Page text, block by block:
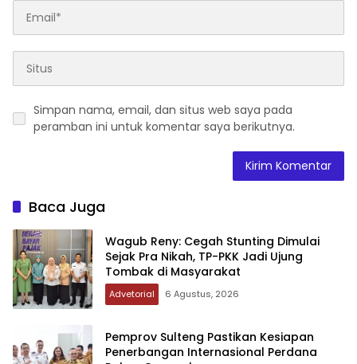
Simpan nama, email, dan situs web saya pada
peramban ini untuk komentar saya berikutnya.
Baca Juga
Wagub Reny: Cegah Stunting Dimulai
Sejak Pra Nikah, TP-PKK Jadi Ujung
Tombak di Masyarakat
Advetorial 6 Agustus, 2026
Pemprov Sulteng Pastikan Kesiapan
Penerbangan Internasional Perdana